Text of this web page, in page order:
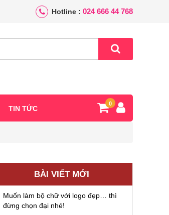
Hotline : 024 666 44 768
TIN TỨC
0
BÀI VIẾT MỚI
Muốn làm bộ chữ với logo đẹp… thì
đừng chọn đại nhé!